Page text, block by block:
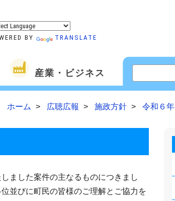
BY TRANSLATE
産業・ビジネス
ホーム 広聴広報 施政方針 令和６年
ました案件の主なるものにつきまし
並びに町民の皆様のご理解とご協力を